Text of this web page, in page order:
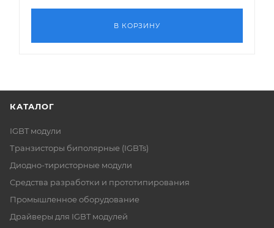
В КОРЗИНУ
КАТАЛОГ
IGBT модули
Транзисторы биполярные (IGBTs)
Диодно-тиристорные модули
Средства разработки и прототипирования
Промышленное оборудование
Драйверы для IGBT модулей